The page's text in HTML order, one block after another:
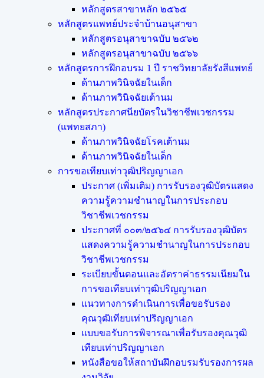
หลักสูตรสาขาหลัก ๒๕๖๕
หลักสูตรแพทย์ประจำบ้านอนุสาขา
หลักสูตรอนุสาขาฉบับ ๒๕๖๒
หลักสูตรอนุสาขาฉบับ ๒๕๖๖
หลักสูตรการฝึกอบรม 1 ปี ราชวิทยาลัยรังสีแพทย์
ด้านภาพวินิจฉัยในเด็ก
ด้านภาพวินิจฉัยเต้านม
หลักสูตรประกาศนียบัตรในวิชาชีพเวชกรรม
(แพทยสภา)
ด้านภาพวินิจฉัยโรคเต้านม
ด้านภาพวินิจฉัยในเด็ก
การขอเทียบเท่า​วุฒิปริญญา​เอก
ประกาศ (เพิ่มเติม) การรับรองวุฒิบัตรแสดง
ความรู้ความชำนาญในการประกอบ
วิชาชีพเวชกรรม
ประกาศที่ ๐๐๓/๒๕๖๔ การรับรองวุฒิบัตร
แสดงความรู้ความชำนาญในการประกอบ
วิชาชีพเวชกรรม
ระเบียบขั้นตอนและอัตราค่าธรรมเนียมใน
การขอเทียบเท่าวุฒิปริญญาเอก
แนวทางการดำเนินการเพื่อขอรับรอง
คุณวุฒิเทียบเท่าปริญญาเอก
แบบขอรับการพิจารณาเพื่อรับรองคุณวุฒิ
เทียบเท่าปริญญาเอก
หนังสือขอให้สถาบันฝึกอบรมรับรองการผล